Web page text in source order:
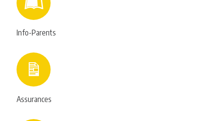
Info-Parents
Assurances